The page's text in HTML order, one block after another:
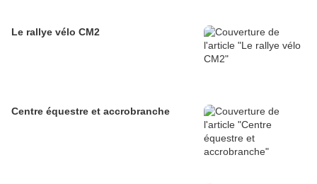
Le rallye vélo CM2
Centre équestre et accrobranche